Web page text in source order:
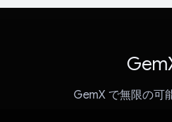
GemX で無限の可